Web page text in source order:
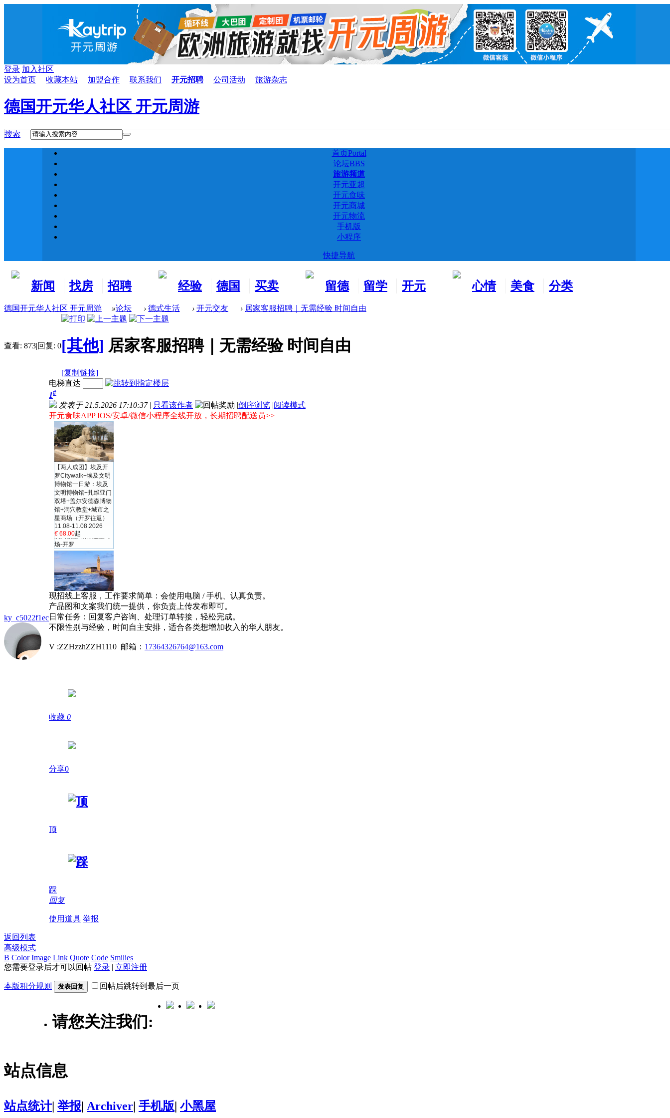
登录 加入社区
设为首页
收藏本站 加盟合作 联系我们 开元招聘 公司活动 旅游杂志
德国开元华人社区 开元周游
搜索
首页Portal
论坛BBS
旅游频道
开元亚超
开元食味
开元商城
开元物流
手机版
小程序
快捷导航
新闻
找房
招聘
经验
德国
买卖
市场
留德
新生
留学
开元
心情
美食
分类
德国开元华人社区 开元周游 »论坛 › 德式生活 › 开元交友 › 居家客服招聘｜无需经验 时间自由
查看: 873|回复: 0[其他] 居家客服招聘｜无需经验 时间自由
[复制链接]
ky_c5022f1ec
电梯直达
1#
发表于 21.5.2026 17:10:37 | 只看该作者 |倒序浏览 |阅读模式
开元食味APP IOS/安卓/微信小程序全线开放，长期招聘配送员>>
现招线上客服，工作要求简单：会使用电脑 / 手机、认真负责。
产品图和文案我们统一提供，你负责上传发布即可。
日常任务：回复客户咨询、处理订单转接，轻松完成。
不限性别与经验，时间自主安排，适合各类想增加收入的华人朋友。
V :ZZHzzhZZH1110 邮箱： 17364326764@163.com
收藏 0
分享0
顶
踩
回复
使用道具 举报
返回列表
高级模式
B Color Image Link Quote Code Smilies
您需要登录后才可以回帖 登录 | 立即注册
本版积分规则 发表回复 回帖后跳转到最后一页
请您关注我们:
站点信息
站点统计| 举报| Archiver| 手机版| 小黑屋